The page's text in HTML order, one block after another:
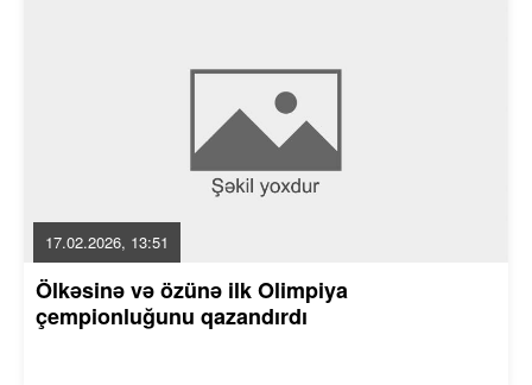
17.02.2026, 13:51
Ölkəsinə və özünə ilk Olimpiya
çempionluğunu qazandırdı